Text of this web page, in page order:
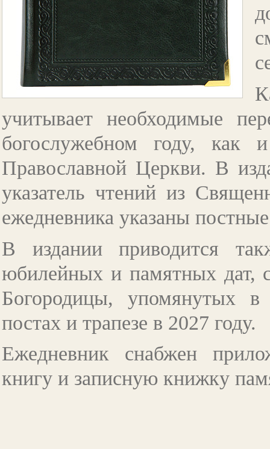
учитывает необходимые
богослужебном году, как
Православной Церкви. В
указатель чтений из
ежедневника указаны
В издании приводится
юбилейных и памятных дат,
Богородицы, упомянутых
постах и трапезе в 2027 году.
Ежедневник снабжен
книгу и записную книжку